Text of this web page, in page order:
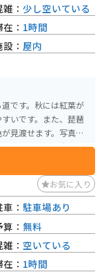
・文化的な価値はあ
です。秋には紅葉が
いです。また、琵琶
見渡せます。写真撮
ツーリングの際に
しんでみてはいかが
： 少し空いている
： 1時間
： 屋内
お気に入り
： 駐車場あり
： 無料
： 空いている
： 1時間